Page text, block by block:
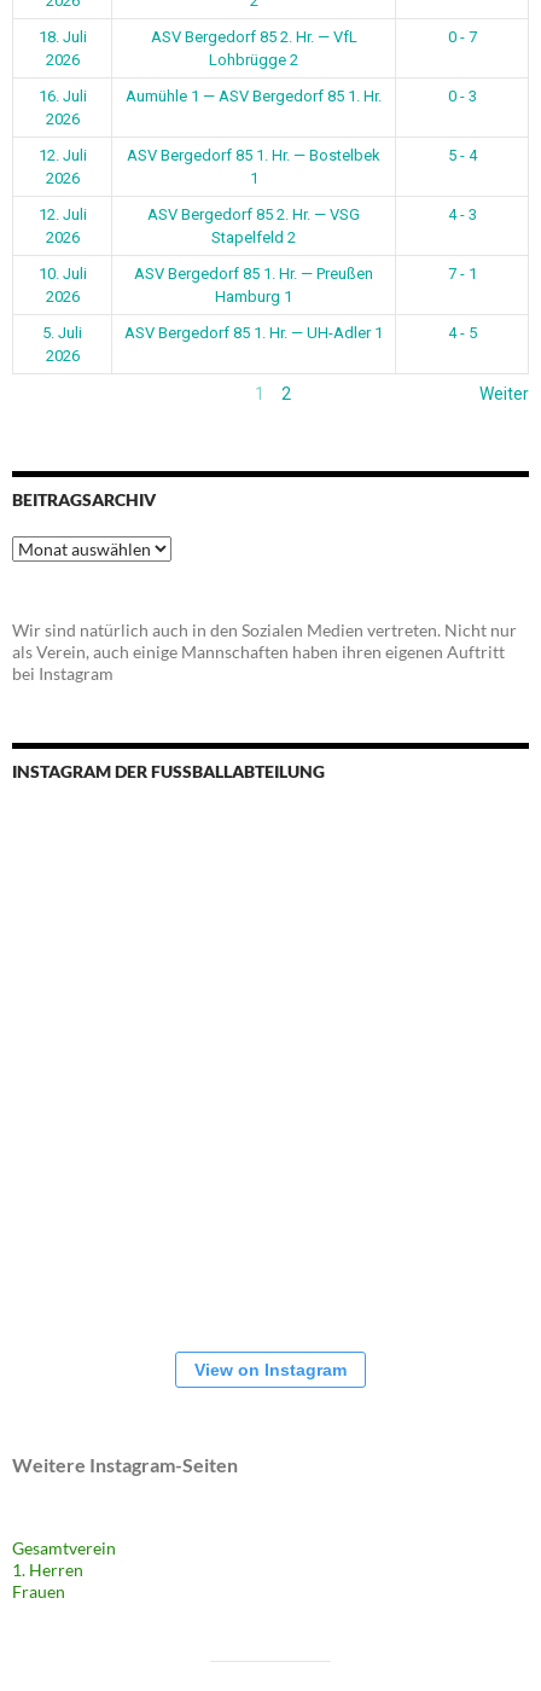
18. Juli
2026
ASV Bergedorf 85 2. Hr. — VfL
Lohbrügge 2
0 - 7
16. Juli
2026
Aumühle 1 — ASV Bergedorf 85 1. Hr. 0 - 3
12. Juli
2026
ASV Bergedorf 85 1. Hr. — Bostelbek
1
5 - 4
12. Juli
2026
ASV Bergedorf 85 2. Hr. — VSG
Stapelfeld 2
4 - 3
10. Juli
2026
ASV Bergedorf 85 1. Hr. — Preußen
Hamburg 1
7 - 1
5. Juli
2026
ASV Bergedorf 85 1. Hr. — UH-Adler 1 4 - 5
1 2 Weiter
BEITRAGSARCHIV
Beitragsarchiv
Wir sind natürlich auch in den Sozialen Medien vertreten. Nicht nur
als Verein, auch einige Mannschaften haben ihren eigenen Auftritt
bei Instagram
INSTAGRAM DER FUSSBALLABTEILUNG
View on Instagram
Weitere Instagram-Seiten
Gesamtverein
1. Herren
Frauen